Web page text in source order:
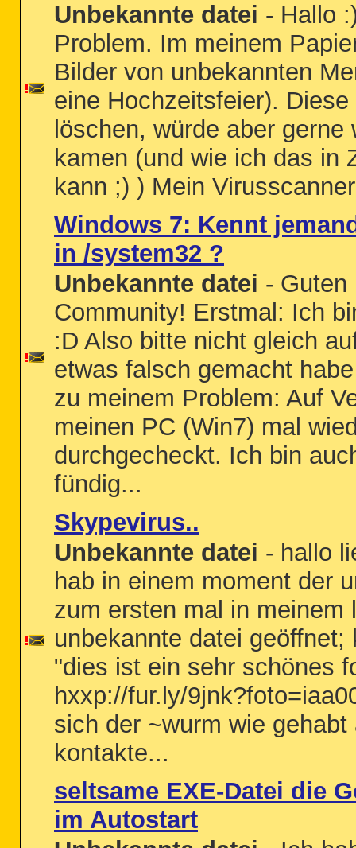
Unbekannte datei - Hallo
Problem. Im meinem
Bilder von unbekannten
eine Hochzeitsfeier).
löschen, würde aber
kamen (und wie ich das in
kann ;) ) Mein
Windows 7: Kennt
in /system32 ?
Unbekannte datei - Guten
Community! Erstmal: Ich
:D Also bitte nicht gleich
etwas falsch gemacht
zu meinem Problem: Auf
meinen PC (Win7) mal
durchgecheckt. Ich bin
fündig...
Skypevirus..
Unbekannte datei - hallo
hab in einem moment der
zum ersten mal in meinem
unbekannte datei geöffnet;
"dies ist ein sehr schönes
hxxp://fur.ly/
sich der ~wurm wie
kontakte...
seltsame EXE-Datei die
im Autostart